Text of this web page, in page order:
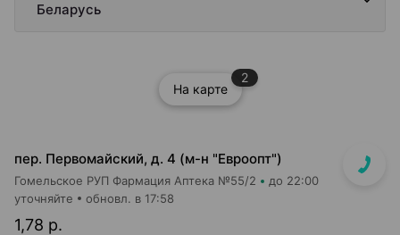
Беларусь
На карте
2
пер. Первомайский, д. 4 (м-н "Евроопт")
Гомельское РУП Фармация Аптека №55/2 до 22:00
1,78 р.
уточняйте обновл. в 17:58